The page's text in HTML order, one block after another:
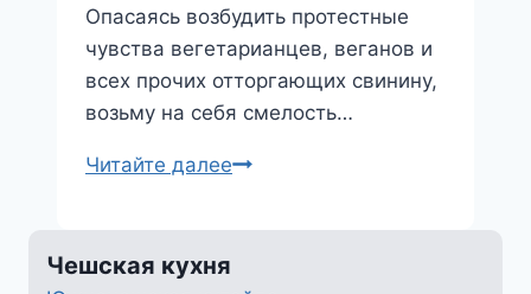
Опасаясь возбудить протестные
чувства вегетарианцев, веганов и
всех прочих отторгающих свинину,
возьму на себя смелость…
Читайте далееKrkovička
Чешская кухня